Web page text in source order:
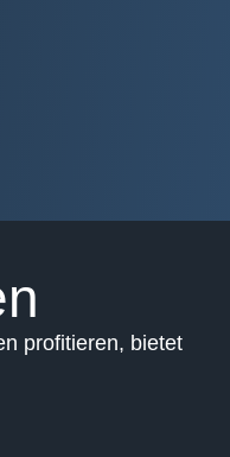
profitieren, bietet